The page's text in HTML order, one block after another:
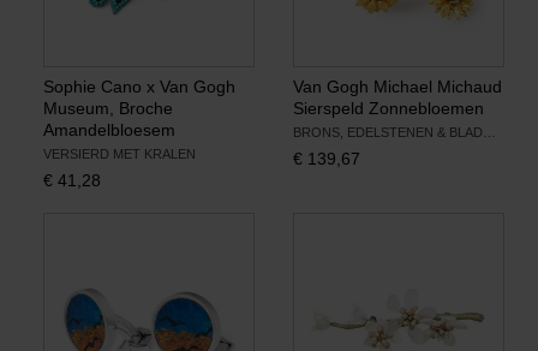
Wonen
Koken & tafelen
Vrije tijd
Cadeaus
Sophie Cano x Van Gogh
Museum, Broche
Amandelbloesem
VERSIERD MET KRALEN
€ 41,28
Van Gogh Michael Michaud
Sierspeld Zonnebloemen
€ 139,67